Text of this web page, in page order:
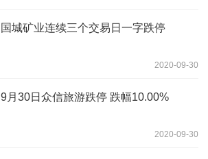
国城矿业连续三个交易日一字跌停
2020-09-30
9月30日众信旅游跌停 跌幅10.00%
2020-09-30